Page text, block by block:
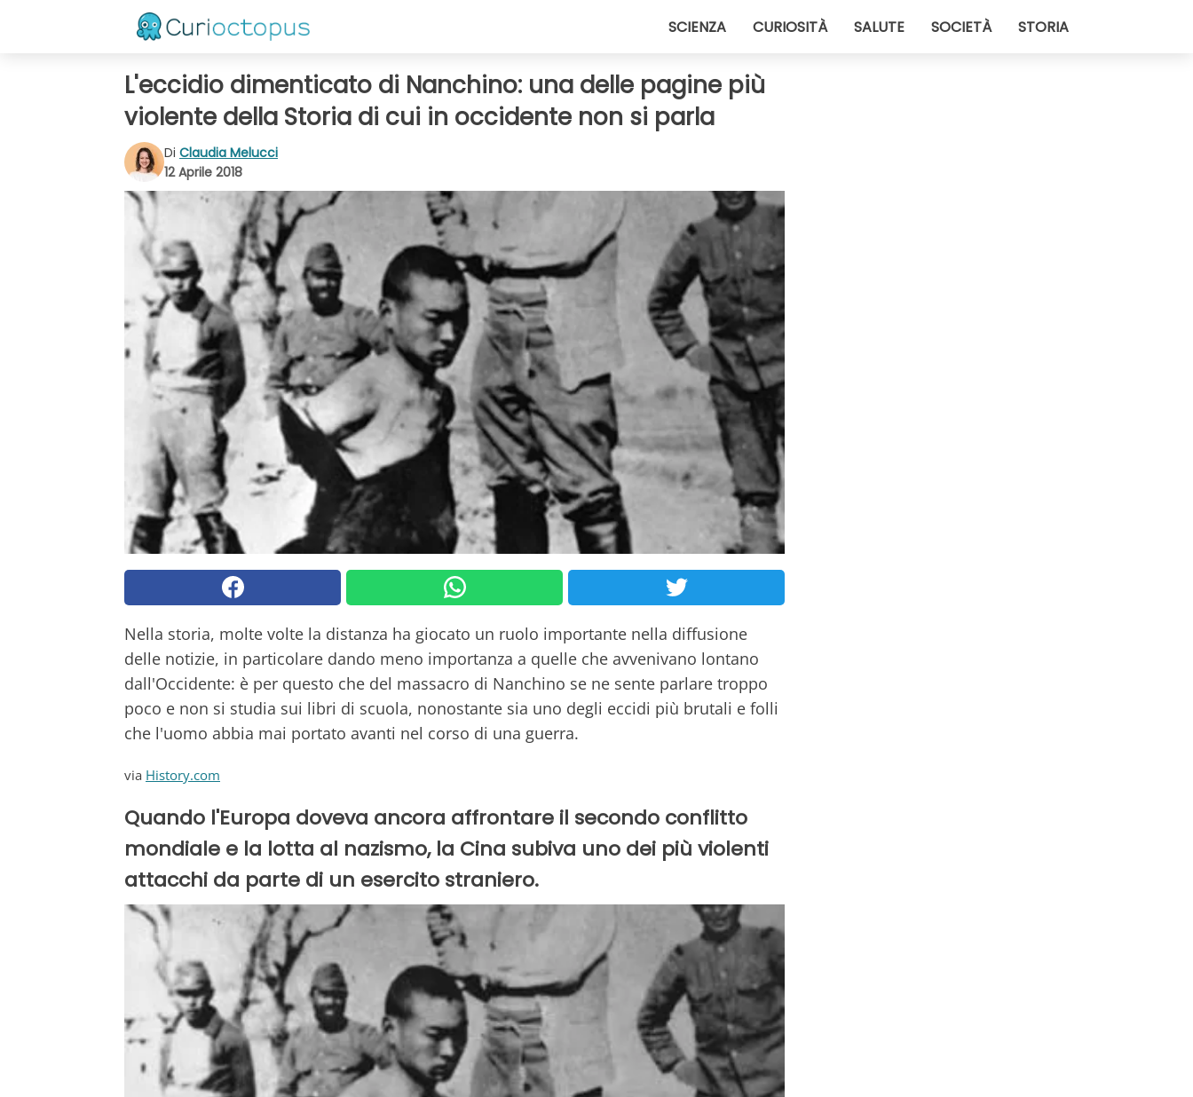
SCIENZA CURIOSITÀ SALUTE SOCIETÀ STORIA
L'eccidio dimenticato di Nanchino: una delle pagine più
violente della Storia di cui in occidente non si parla
Di Claudia Melucci
12 Aprile 2018
Nella storia, molte volte la distanza ha giocato un ruolo importante nella diffusione
delle notizie, in particolare dando meno importanza a quelle che avvenivano lontano
dall'Occidente: è per questo che del massacro di Nanchino se ne sente parlare troppo
poco e non si studia sui libri di scuola, nonostante sia uno degli eccidi più brutali e folli
che l'uomo abbia mai portato avanti nel corso di una guerra.
via History.com
Quando l'Europa doveva ancora affrontare il secondo conflitto
mondiale e la lotta al nazismo, la Cina subiva uno dei più violenti
attacchi da parte di un esercito straniero.